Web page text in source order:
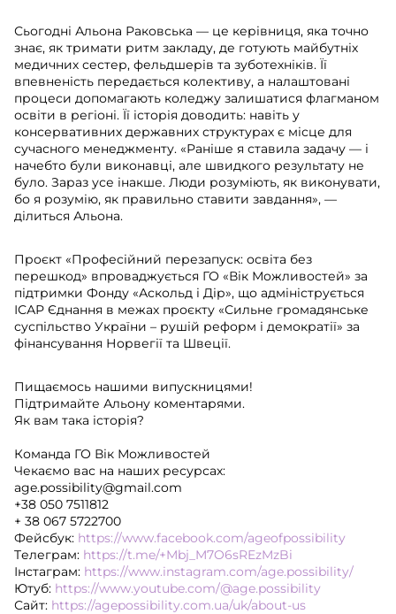
Сьогодні Альона Раковська — це керівниця, яка точно
знає, як тримати ритм закладу, де готують майбутніх
медичних сестер, фельдшерів та зуботехніків. Її
впевненість передається колективу, а налаштовані
процеси допомагають коледжу залишатися флагманом
освіти в регіоні. Її історія доводить: навіть у
консервативних державних структурах є місце для
сучасного менеджменту. «Раніше я ставила задачу — і
начебто були виконавці, але швидкого результату не
було. Зараз усе інакше. Люди розуміють, як виконувати,
бо я розумію, як правильно ставити завдання», —
ділиться Альона.
Проєкт «Професійний перезапуск: освіта без
перешкод» впроваджується ГО «Вік Можливостей» за
підтримки Фонду «Аскольд і Дір», що адмініструється
ІСАР Єднання в межах проєкту «Сильне громадянське
суспільство України – рушій реформ і демократії» за
фінансування Норвегії та Швеції.
Пищаємось нашими випускницями!
Підтримайте Альону коментарями.
Як вам така історія?
Команда ГО Вік Можливостей
Чекаємо вас на наших ресурсах:
age.possibility@gmail.com
+38 050 7511812
+ 38 067 5722700
Фейсбук: https://www.facebook.com/ageofpossibility
Tелеграм: https://t.me/+Mbj_M7O6sREzMzBi
Інстаграм: https://www.instagram.com/age.possibility/
Ютуб: https://www.youtube.com/@age.possibility
Сайт: https://agepossibility.com.ua/uk/about-us